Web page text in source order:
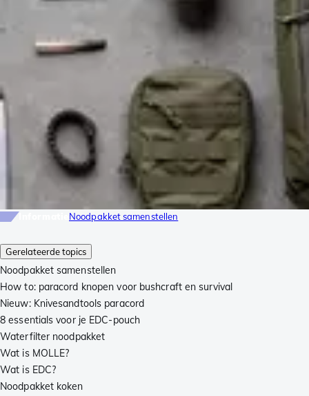
Gerelateerde topics
Noodpakket samenstellen
How to: paracord knopen voor bushcraft en survival
Nieuw: Knivesandtools paracord
8 essentials voor je EDC-pouch
Waterfilter noodpakket
Wat is MOLLE?
Wat is EDC?
Noodpakket koken
Noodpakket samenstellen